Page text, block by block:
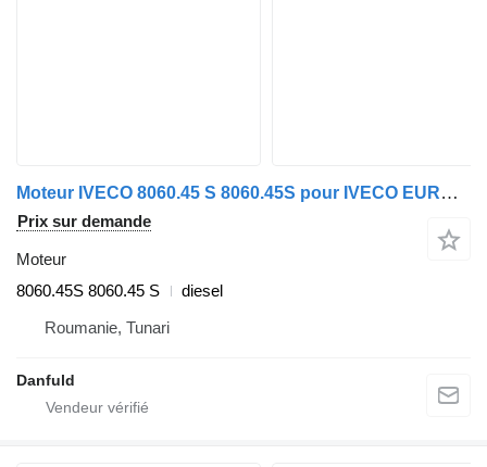
Moteur IVECO 8060.45 S 8060.45S pour IVECO EUROCARGO
Prix sur demande
Moteur
8060.45S 8060.45 S
diesel
Roumanie, Tunari
Danfuld